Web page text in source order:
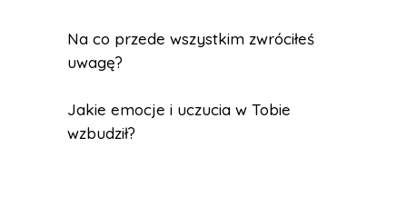
Na co przede wszystkim zwróciłeś
uwagę?
Jakie emocje i uczucia w Tobie
wzbudził?